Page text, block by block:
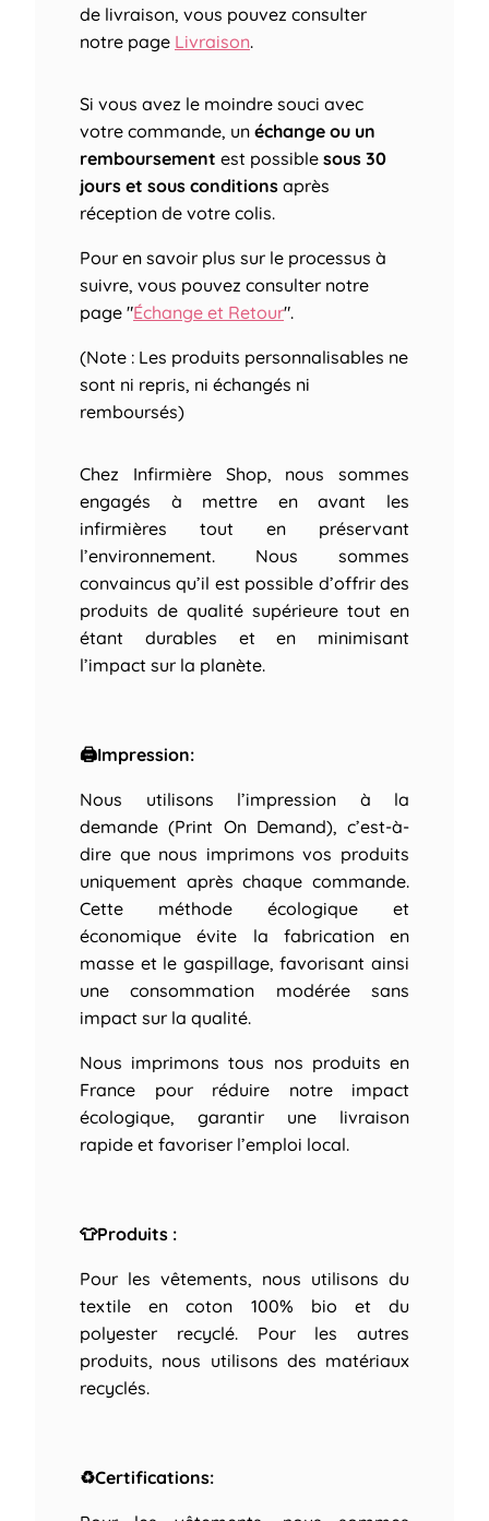
de livraison, vous pouvez consulter
notre page Livraison.
Si vous avez le moindre souci avec
votre commande, un échange ou un
remboursement est possible sous 30
jours et sous conditions après
réception de votre colis.
Pour en savoir plus sur le processus à
suivre, vous pouvez consulter notre
page "Échange et Retour".
(Note : Les produits personnalisables ne
sont ni repris, ni échangés ni
remboursés)
Chez Infirmière Shop, nous sommes
engagés à mettre en avant les
infirmières tout en préservant
l’environnement. Nous sommes
convaincus qu’il est possible d’offrir des
produits de qualité supérieure tout en
étant durables et en minimisant
l’impact sur la planète.
🖨Impression:
Nous utilisons l’impression à la
demande (Print On Demand), c’est-à-
dire que nous imprimons vos produits
uniquement après chaque commande.
Cette méthode écologique et
économique évite la fabrication en
masse et le gaspillage, favorisant ainsi
une consommation modérée sans
impact sur la qualité.
Nous imprimons tous nos produits en
France pour réduire notre impact
écologique, garantir une livraison
rapide et favoriser l’emploi local.
👕Produits :
Pour les vêtements, nous utilisons du
textile en coton 100% bio et du
polyester recyclé. Pour les autres
produits, nous utilisons des matériaux
recyclés.
♻Certifications: